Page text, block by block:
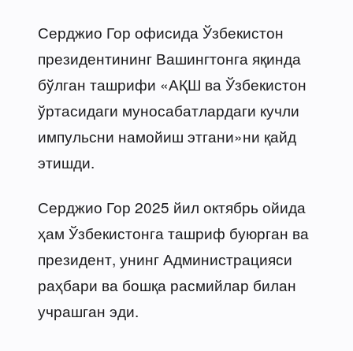
Серджио Гор офисида Ўзбекистон
президентининг Вашингтонга яқинда
бўлган ташрифи «АҚШ ва Ўзбекистон
ўртасидаги муносабатлардаги кучли
импульсни намойиш этгани»ни қайд
этишди.
Серджио Гор 2025 йил октябрь ойида
ҳам Ўзбекистонга ташриф буюрган ва
президент, унинг Администрацияси
раҳбари ва бошқа расмийлар билан
учрашган эди.